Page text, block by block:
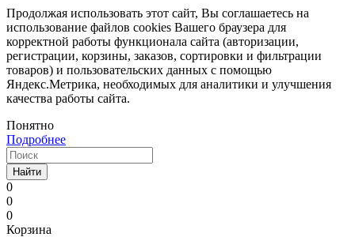
Продолжая использовать этот сайт, Вы соглашаетесь на
использование файлов cookies Вашего браузера для
корректной работы функционала сайта (авторизации,
регистрации, корзины, заказов, сортировки и фильтрации
товаров) и пользовательских данных с помощью
Яндекс.Метрика, необходимых для аналитики и улучшения
качества работы сайта.
Понятно
Подробнее
Найти
0
0
0
Корзина